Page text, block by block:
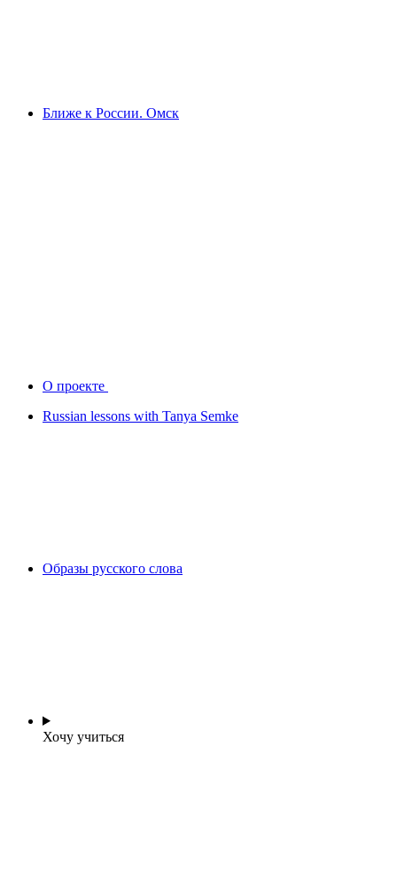
Ближе к России. Омск
О проекте
Russian lessons with Tanya Semke
Образы русского слова
Хочу учиться